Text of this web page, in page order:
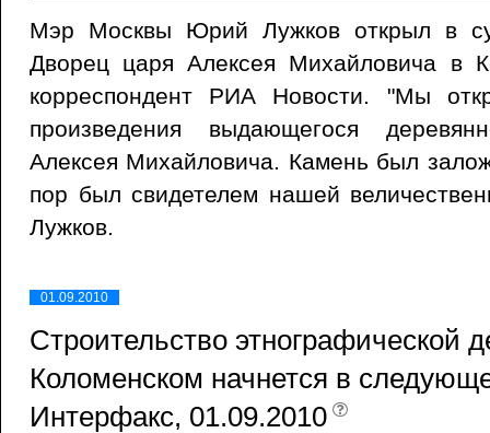
Мэр Москвы Юрий Лужков открыл в
Дворец царя Алексея Михайловича в
корреспондент РИА Новости. "Мы
произведения выдающегося
Алексея Михайловича. Камень был
пор был свидетелем нашей
Лужков.
01.09.2010
Строительство этнографической
Коломенском начнется в
Интерфакс, 01.09.2010